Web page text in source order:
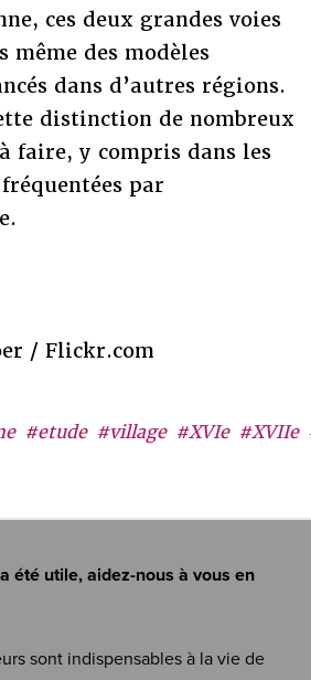
#etude #village #XVIe #XVIIe
ces deux grandes voies
même des modèles
dans d’autres régions.
distinction de nombreux
faire, y compris dans les
par
/ Flickr.com
été utile, aidez-nous à vous en
sont indispensables à la vie de